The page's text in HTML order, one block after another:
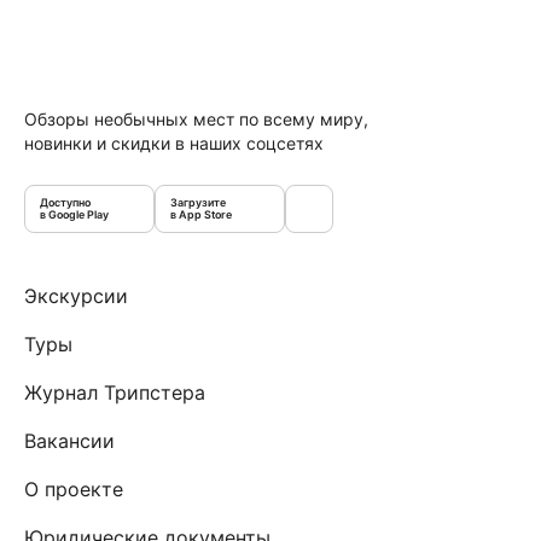
Обзоры необычных мест по всему миру,
новинки и скидки в наших соцсетях
Доступно
в Google Play
Загрузите
в App Store
Экскурсии
Туры
Журнал Трипстера
Вакансии
О проекте